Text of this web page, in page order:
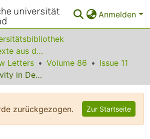
Anmelden
Sonstige Volltexte aus dem Bibliotheksangebot
Letters
Volume 86
Issue 11
Superconductivity in Dense MgB2 Wires
zurückgezogen. Zur Startseite